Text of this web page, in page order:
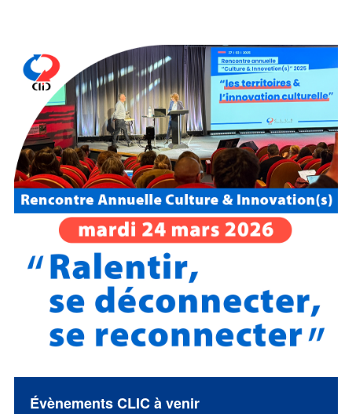
Évènements CLIC à venir